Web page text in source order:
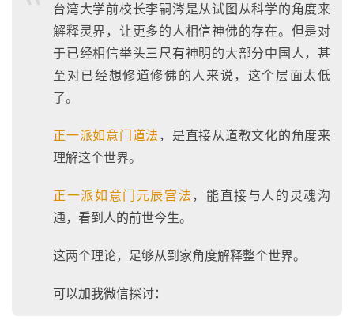
台湾大学前校长李嗣涔是从试图从科学的角度来
解释灵界，让更多的人相信神佛的存在。但是对
于已经相信举头三尺有神明的大部分中国人，甚
至对已经想修道修佛的人来说，这个层面太低
了。
正一派如意门道法 ，是直接从道教文化的角度来
理解这个世界。
正一派如意门元辰宫法 ，能直接与人的灵魂沟
通，看到人的前世今生。
这两个理论，足够从到家角度解释整个世界。
可以加我微信探讨：